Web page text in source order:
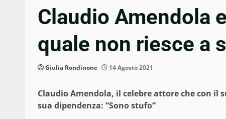
Claudio Amendola
quale non riesce a
Giulia Rondinone 14 Agosto 2021
Claudio Amendola, il celebre attore che con
sua dipendenza: “Sono stufo”